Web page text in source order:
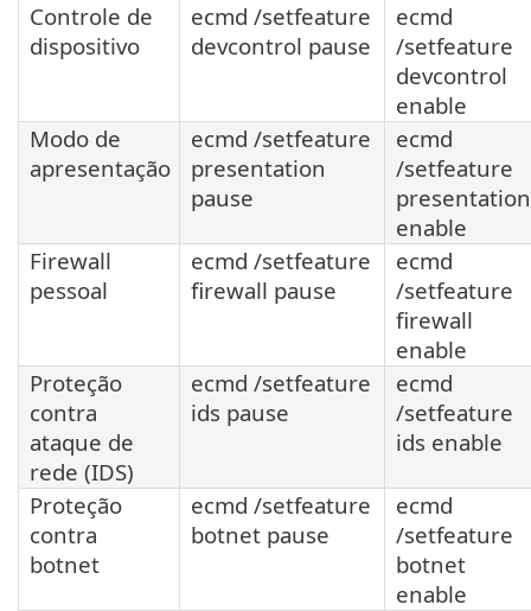
Controle de
dispositivo
ecmd /setfeature
devcontrol pause
ecmd
/setfeature
devcontrol
enable
Modo de
apresentação
ecmd /setfeature
presentation
pause
ecmd
/setfeature
presentation
enable
Firewall
pessoal
ecmd /setfeature
firewall pause
ecmd
/setfeature
firewall
enable
Proteção
contra
ataque de
rede (IDS)
ecmd /setfeature
ids pause
ecmd
/setfeature
ids enable
Proteção
contra
botnet
ecmd /setfeature
botnet pause
ecmd
/setfeature
botnet
enable